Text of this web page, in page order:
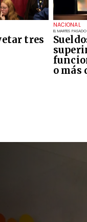
tres
NACIONAL
EL MARTES
o más